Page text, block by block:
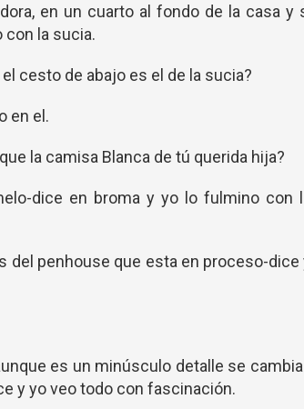
en un cuarto al fondo de la casa y
con la sucia.
cesto de abajo es el de la sucia?
en el.
la camisa Blanca de tú querida hija?
dice en broma y yo lo fulmino con
del penhouse que esta en proceso-dice
es un minúsculo detalle se
y yo veo todo con fascinación.